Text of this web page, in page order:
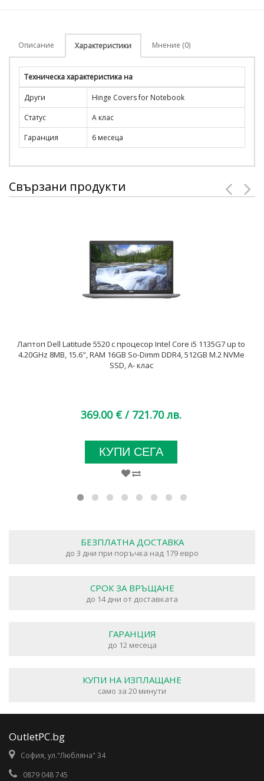
Описание Характеристики Мнение (0)
Техническа характеристика на
Други
Hinge Covers for Notebook
Статус
A клас
Гаранция
6 месеца
Свързани продукти
Лаптоп Dell Latitude 5520 с процесор Intel Core i5 1135G7 up to
4.20GHz 8MB, 15.6", RAM 16GB So-Dimm DDR4, 512GB M.2 NVMe
SSD, A- клас
369.00 € / 721.70 лв.
КУПИ СЕГА
БЕЗПЛАТНА ДОСТАВКА
до 3 дни при поръчка над 179 евро
СРОК ЗА ВРЪЩАНЕ
до 14 дни от доставката
ГАРАНЦИЯ
до 12 месеца
КУПИ НА ИЗПЛАЩАНЕ
само за 20 минути
OutletPC.bg
София, ул."Любляна" 34
0879 048 745